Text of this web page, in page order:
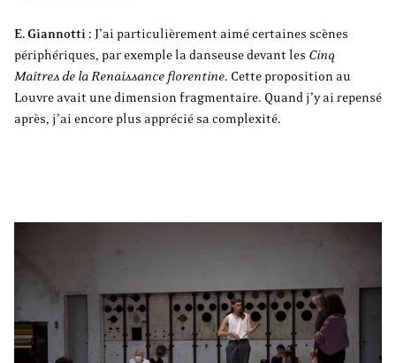
E. Giannotti : J’ai particulièrement aimé certaines scènes
périphériques, par exemple la danseuse devant les Cinq
Maîtres de la Renaissance florentine. Cette proposition au
Louvre avait une dimension fragmentaire. Quand j’y ai repensé
après, j’ai encore plus apprécié sa complexité.